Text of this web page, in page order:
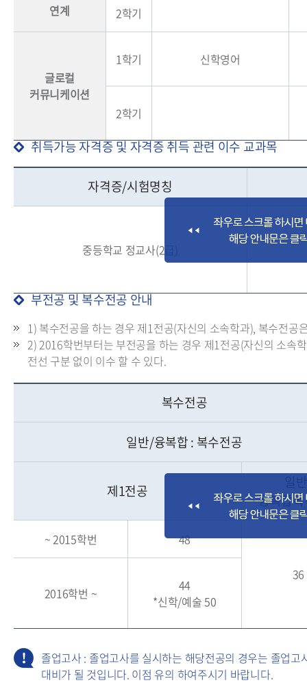
연계
2학기
글로컬
커뮤니케이션
1학기 신학영어
2학기
취득가능 자격증 및 자격증 취득 관련 이수 교과목
자격증/시험명칭
중등학교 정교사(2급)
부전공 및 복수전공 안내
1) 복수전공을 하는 경우 제1전공(자신의 소속학과), 복수전공
2) 2016학번부터는 부전공을 하는 경우 제1전공(자신의 소속
전선 구분 없이 이수 할 수 있다.
복수전공
일반/융복합 : 복수전공
제1전공
융복합
~ 2015학번 48
36
2016학번 ~
44
*신학/예술 50
졸업고사 : 졸업고사를 실시하는 해당전공의 경우는 졸업
대비가 될 것입니다. 이점 유의 하여주시기 바랍니다.